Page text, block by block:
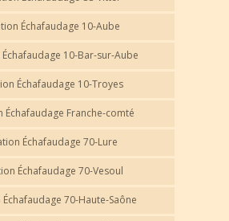
Échafaudage 10-Aube
10-Bar-sur-Aube
Échafaudage 10-Troyes
Échafaudage Franche-comté
Échafaudage 70-Lure
Échafaudage 70-Vesoul
70-Haute-Saône